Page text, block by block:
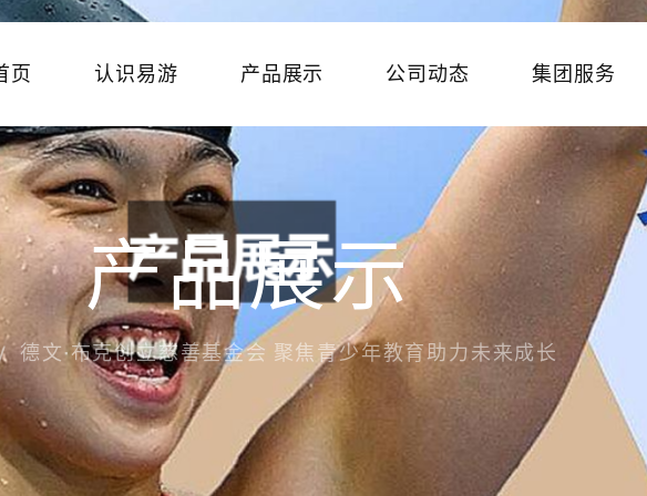
页 认识易游 产品展示 公司动态 集团服务
产品展示
德文·布克创立慈善基金会 聚焦青少年教育助力未来成长